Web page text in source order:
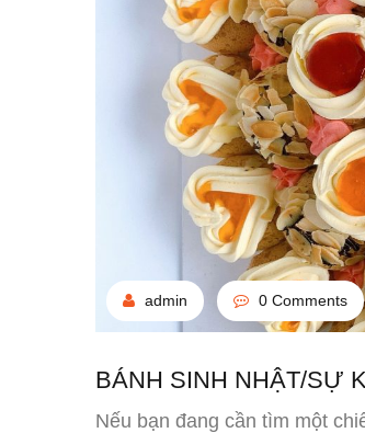
admin 0 Comments
BÁNH SINH NHẬT/SỰ
Nếu bạn đang cần tìm một